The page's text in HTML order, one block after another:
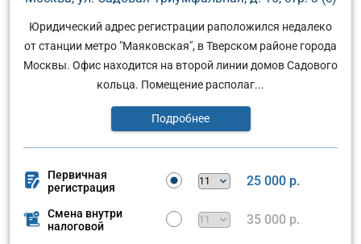
Юридический адрес регистрации раположился недалеко
от станции метро "Маяковская", в Тверском районе города
Москвы. Офис находится на второй линии домов Садового
кольца. Помещение располаг...
Подробнее
Первичная
регистрация
25 000 р.
Смена внутри
налоговой
35 000 р.